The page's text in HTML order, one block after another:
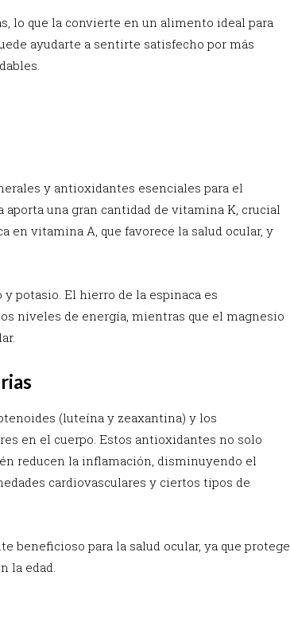
lo que la convierte en un alimento ideal para
ayudarte a sentirte satisfecho por más
y antioxidantes esenciales para el
una gran cantidad de vitamina K, crucial
en vitamina A, que favorece la salud ocular, y
potasio. El hierro de la espinaca es
niveles de energía, mientras que el magnesio
(luteína y zeaxantina) y los
en el cuerpo. Estos antioxidantes no solo
reducen la inflamación, disminuyendo el
cardiovasculares y ciertos tipos de
beneficioso para la salud ocular, ya que protege
la edad.